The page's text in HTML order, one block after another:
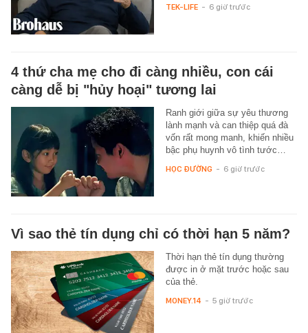
TEK-LIFE - 6 giờ trước
4 thứ cha mẹ cho đi càng nhiều, con cái
càng dễ bị "hủy hoại" tương lai
Ranh giới giữa sự yêu thương
lành mạnh và can thiệp quá đà
vốn rất mong manh, khiến nhiều
bậc phụ huynh vô tình tước…
HỌC ĐƯỜNG - 6 giờ trước
Vì sao thẻ tín dụng chỉ có thời hạn 5 năm?
Thời hạn thẻ tín dụng thường
được in ở mặt trước hoặc sau
của thẻ.
MONEY.14 - 5 giờ trước